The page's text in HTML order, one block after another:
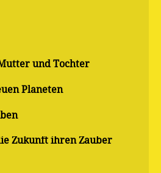
und Tochter
Planeten
Zukunft ihren Zauber